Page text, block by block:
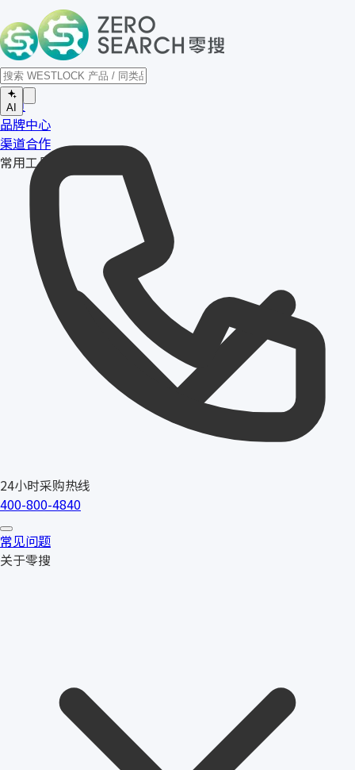
AI
24小时采购热线
400-800-4840
首页
品牌中心
渠道合作
常用工具
常见问题
关于零搜